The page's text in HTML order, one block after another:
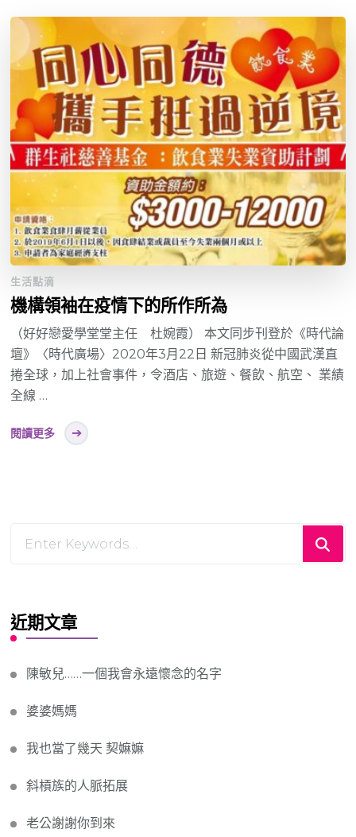
生活點滴
機構領袖在疫情下的所作所為
（好好戀愛學堂堂主任 杜婉霞） 本文同步刊登於《時代論
壇》〈時代廣場〉2020年3月22日 新冠肺炎從中國武漢直
捲全球，加上社會事件，令酒店、旅遊、餐飲、航空、 業績
全線 …
閱讀更多
for
近期文章
陳敏兒……一個我會永遠懷念的名字
婆婆媽媽
我也當了幾天 契嫲嫲
斜槓族的人脈拓展
老公謝謝你到來